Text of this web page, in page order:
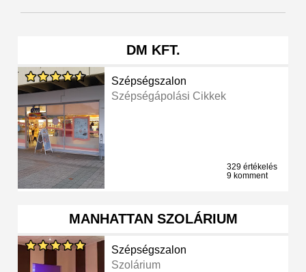
DM KFT.
Szépségszalon
Szépségápolási Cikkek
329 értékelés
9 komment
MANHATTAN SZOLÁRIUM
Szépségszalon
Szolárium